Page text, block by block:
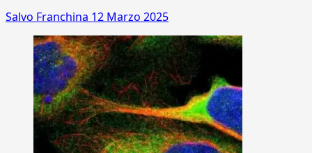
Salvo Franchina 12 Marzo 2025